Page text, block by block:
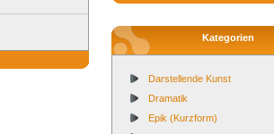
Kategorien
Darstellende Kunst
Dramatik
Epik (Kurzform)